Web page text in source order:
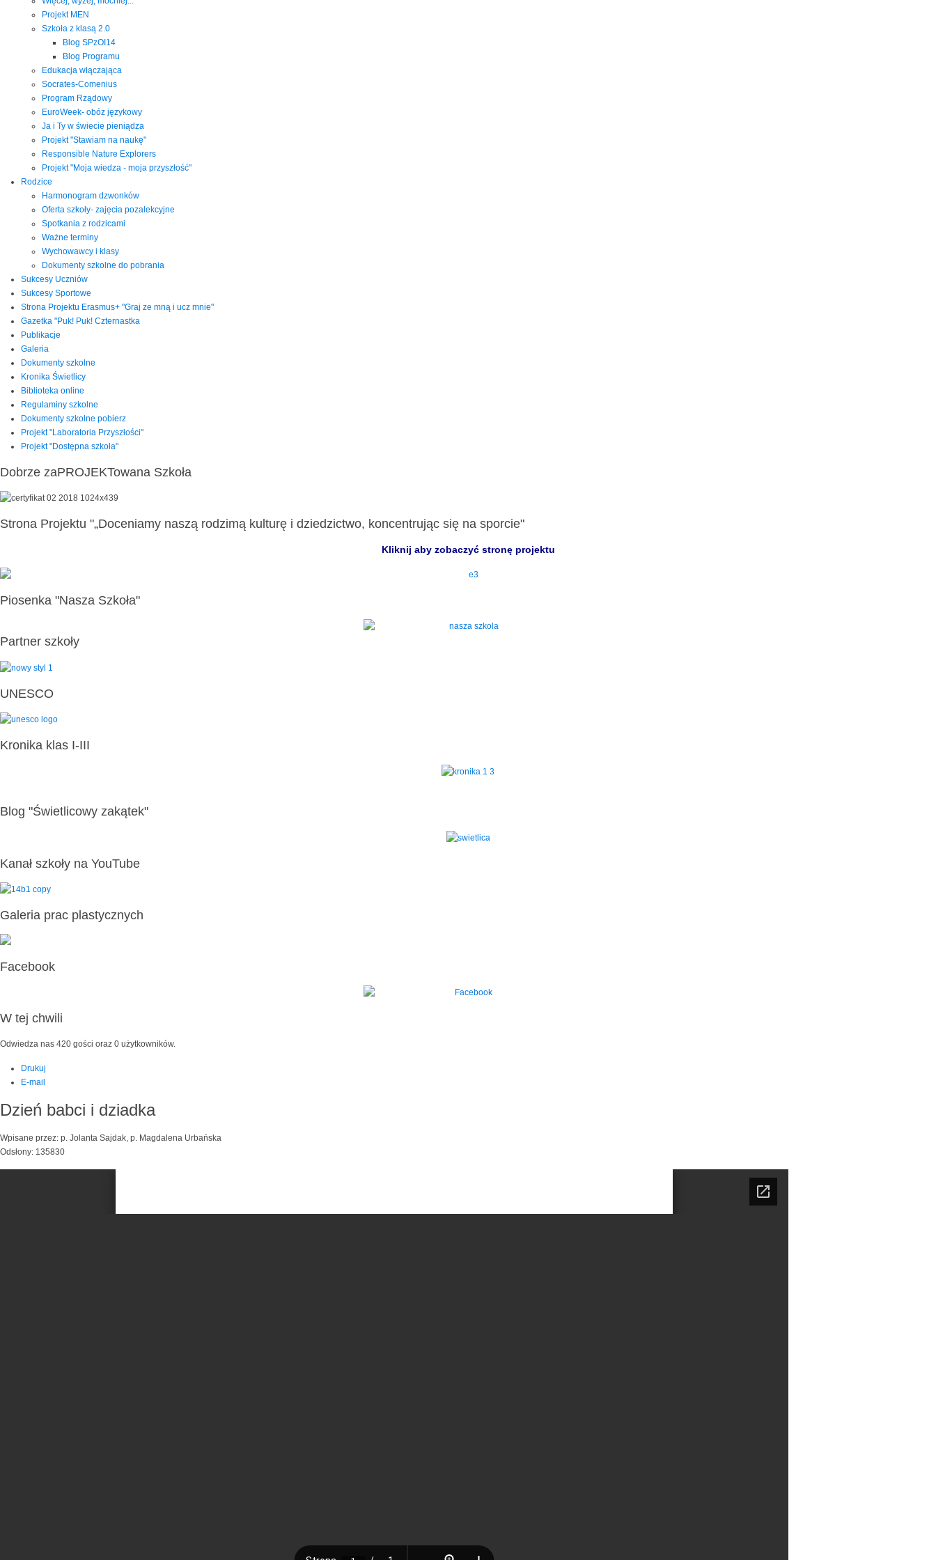
Projekt MEN
Szkoła z klasą 2.0
Blog SPzOI14
Blog Programu
Edukacja włączająca
Socrates-Comenius
Program Rządowy
EuroWeek- obóz językowy
Ja i Ty w świecie pieniądza
Projekt "Stawiam na naukę"
Responsible Nature Explorers
Projekt "Moja wiedza - moja przyszłość"
Rodzice
Harmonogram dzwonków
Oferta szkoły- zajęcia pozalekcyjne
Spotkania z rodzicami
Ważne terminy
Wychowawcy i klasy
Dokumenty szkolne do pobrania
Sukcesy Uczniów
Sukcesy Sportowe
Strona Projektu Erasmus+ "Graj ze mną i ucz mnie"
Gazetka "Puk! Puk! Czternastka
Publikacje
Galeria
Dokumenty szkolne
Kronika Świetlicy
Biblioteka online
Regulaminy szkolne
Dokumenty szkolne pobierz
Projekt "Laboratoria Przyszłości"
Projekt "Dostępna szkoła"
Dobrze zaPROJEKTowana Szkoła
Strona Projektu "„Doceniamy naszą rodzimą kulturę i dziedzictwo, koncentrując się na sporcie"
Kliknij aby zobaczyć stronę projektu
Piosenka "Nasza Szkoła"
Partner szkoły
UNESCO
Kronika klas I-III
Blog "Świetlicowy zakątek"
Kanał szkoły na YouTube
Galeria prac plastycznych
Facebook
W tej chwili
Odwiedza nas 420 gości oraz 0 użytkowników.
Drukuj
E-mail
Dzień babci i dziadka
Wpisane przez: p. Jolanta Sajdak, p. Magdalena Urbańska
Odsłony: 135830